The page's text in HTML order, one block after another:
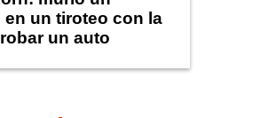
un tiroteo con la
un auto